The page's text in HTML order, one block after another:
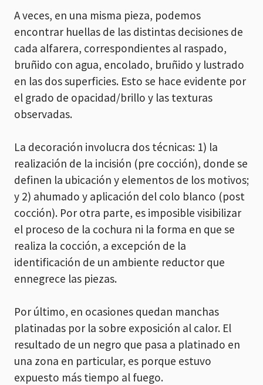
A veces, en una misma pieza, podemos
encontrar huellas de las distintas decisiones de
cada alfarera, correspondientes al raspado,
bruñido con agua, encolado, bruñido y lustrado
en las dos superficies. Esto se hace evidente por
el grado de opacidad/brillo y las texturas
observadas.
La decoración involucra dos técnicas: 1) la
realización de la incisión (pre cocción), donde se
definen la ubicación y elementos de los motivos;
y 2) ahumado y aplicación del colo blanco (post
cocción). Por otra parte, es imposible visibilizar
el proceso de la cochura ni la forma en que se
realiza la cocción, a excepción de la
identificación de un ambiente reductor que
ennegrece las piezas.
Por último, en ocasiones quedan manchas
platinadas por la sobre exposición al calor. El
resultado de un negro que pasa a platinado en
una zona en particular, es porque estuvo
expuesto más tiempo al fuego.